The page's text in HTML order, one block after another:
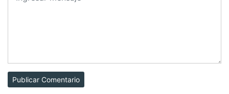
Publicar Comentario